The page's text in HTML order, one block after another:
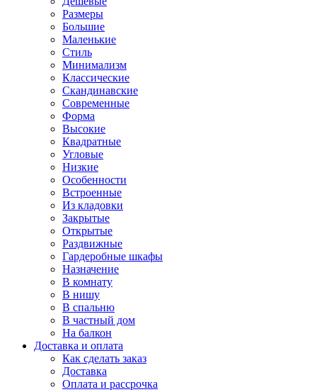
Размеры
Большие
Маленькие
Стиль
Минимализм
Классические
Скандинавские
Современные
Форма
Высокие
Квадратные
Угловые
Низкие
Особенности
Встроенные
Из кладовки
Закрытые
Открытые
Раздвижные
Гардеробные шкафы
Назначение
В комнату
В нишу
В спальню
В частный дом
На балкон
Доставка и оплата
Как сделать заказ
Доставка
Оплата и рассрочка